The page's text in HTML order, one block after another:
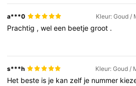
a***0 Kleur: Goud /
Prachtig ,weleen beetjegroot .
s***h Kleur: Goud /
Het beste is je kan zelf je nummer